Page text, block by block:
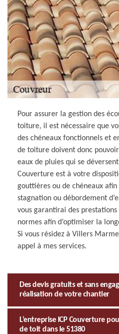
Pour assurer la gestion des
toiture, il est nécessaire que
des chéneaux fonctionnels et
de toiture doivent donc
eaux de pluies qui se
Couverture est à votre
gouttières ou de chéneaux afin
stagnation ou débordement
vous garantirai des
normes afin d’optimiser la
Si vous résidez à Villers
appel à mes services.
Des devis gratuits et sans
réalisation de votre chantier
L’entreprise ICP Couverture
de toit dans le 51380